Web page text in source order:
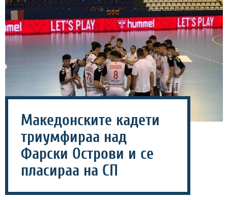
Македонските кадети
триумфираа над
Фарски Острови и се
пласираа на СП